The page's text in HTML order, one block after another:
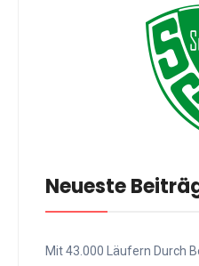
Neueste
Mit 43.000 Läufern Durch